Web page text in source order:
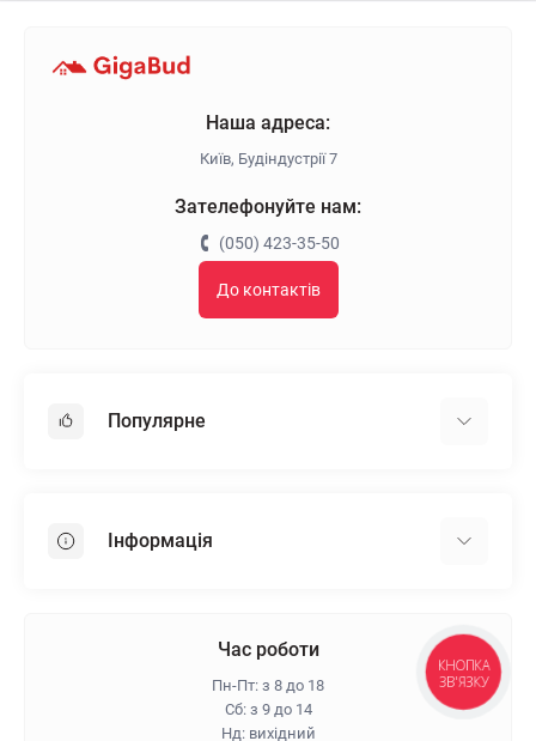
Наша адреса:
Київ, Будіндустрії 7
Зателефонуйте нам:
(050) 423-35-50
До контактів
Популярне
Пінопласт
Інформація
Гарантія та повернення
Час роботи
Пн-Пт: з 8 до 18
Сб: з 9 до 14
Нд: вихідний
КНОПКА
ЗВ'ЯЗКУ